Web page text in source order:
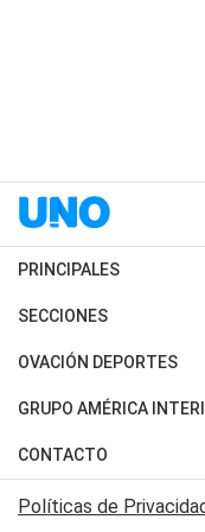
PRINCIPALES
Últimas Noticias
Política
Judiciales
Economia
SECCIONES
Horóscopo
Motores
Trucos caseros
Series y Películas
OVACIÓN DEPORTES
Fútbol
Mundial
Automovilismo
Rugby
GRUPO AMÉRICA
Canal 7 en Vivo
CONTACTO
Acerca de Nosotros
Políticas de